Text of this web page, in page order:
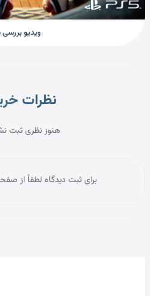
ویدیو
نظرات
نظرات خریدارانهنوز نظری ثبت
برای ثبت دیدگاه لطفاً از